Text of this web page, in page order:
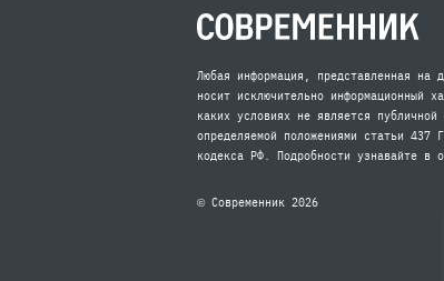
Любая информация, представленная на
носит исключительно информационный
каких условиях не является публичной
определяемой положениями статьи 437
кодекса РФ. Подробности узнавайте в
© Современник 2026